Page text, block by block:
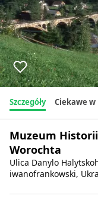
Szczegóły Ciekawe w
Muzeum
Worochta
Ulica Danylo
iwanofrankowski,